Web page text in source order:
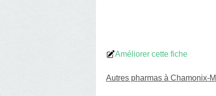
Améliorer cette fiche
Autres pharmas à Chamonix-